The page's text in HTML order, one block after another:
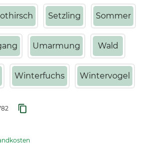
Setzling Sommer
Umarmung Wald
Winterfuchs Wintervogel